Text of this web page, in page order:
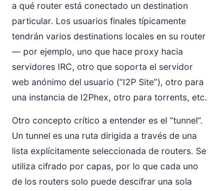
a qué router está conectado un destination
particular. Los usuarios finales típicamente
tendrán varios destinations locales en su router
— por ejemplo, uno que hace proxy hacia
servidores IRC, otro que soporta el servidor
web anónimo del usuario (“I2P Site”), otro para
una instancia de I2Phex, otro para torrents, etc.
Otro concepto crítico a entender es el “tunnel”.
Un tunnel es una ruta dirigida a través de una
lista explícitamente seleccionada de routers. Se
utiliza cifrado por capas, por lo que cada uno
de los routers solo puede descifrar una sola